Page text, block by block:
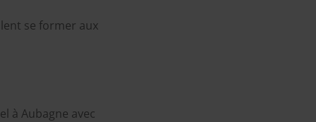
se former aux
à Aubagne avec